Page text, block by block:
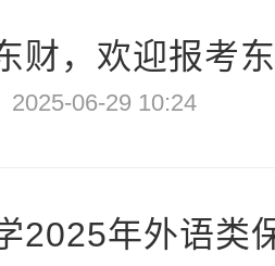
财，欢迎报考
2025-06-29 10:24
2025年外语类